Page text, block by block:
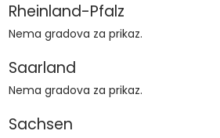
Rheinland-Pfalz
Nema gradova za prikaz.
Saarland
Nema gradova za prikaz.
Sachsen